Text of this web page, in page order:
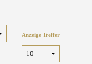
Anzeige Treffer